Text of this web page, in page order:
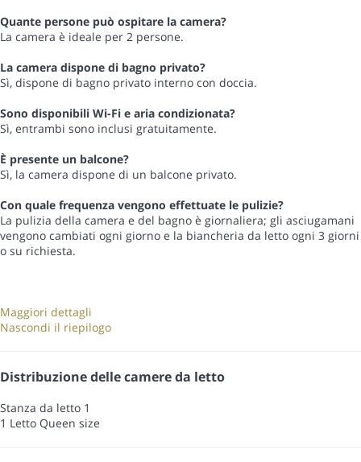
Quante persone può ospitare la camera?
La camera è ideale per 2 persone.
La camera dispone di bagno privato?
Sì, dispone di bagno privato interno con doccia.
Sono disponibili Wi-Fi e aria condizionata?
Sì, entrambi sono inclusi gratuitamente.
È presente un balcone?
Sì, la camera dispone di un balcone privato.
Con quale frequenza vengono effettuate le pulizie?
La pulizia della camera e del bagno è giornaliera; gli asciugamani
vengono cambiati ogni giorno e la biancheria da letto ogni 3 giorni
o su richiesta.
Maggiori dettagli
Nascondi il riepilogo
Distribuzione delle camere da letto
Stanza da letto 1
1 Letto Queen size